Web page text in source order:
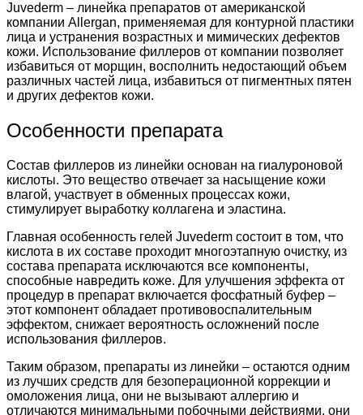
Juvederm – линейка препаратов от американской
компании Allergan, применяемая для контурной пластики
лица и устранения возрастных и мимических дефектов
кожи. Использование филлеров от компании позволяет
избавиться от морщин, восполнить недостающий объем
различных частей лица, избавиться от пигментных пятен
и других дефектов кожи.
Особенности препарата
Состав филлеров из линейки основан на гиалуроновой
кислоты. Это вещество отвечает за насыщение кожи
влагой, участвует в обменных процессах кожи,
стимулирует выработку коллагена и эластина.
Главная особенность гелей Juvederm состоит в том, что
кислота в их составе проходит многоэтапную очистку, из
состава препарата исключаются все компоненты,
способные навредить коже. Для улучшения эффекта от
процедур в препарат включается фосфатный буфер –
этот компонент обладает противовоспалительным
эффектом, снижает вероятность осложнений после
использования филлеров.
Таким образом, препараты из линейки – остаются одним
из лучших средств для безоперационной коррекции и
омоложения лица, они не вызывают аллергию и
отличаются минимальными побочными действиями, они